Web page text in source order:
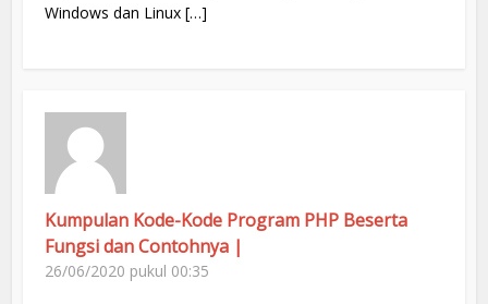
Windows dan Linux […]
Kumpulan Kode-Kode Program PHP Beserta
Fungsi dan Contohnya |
26/06/2020 pukul 00:35